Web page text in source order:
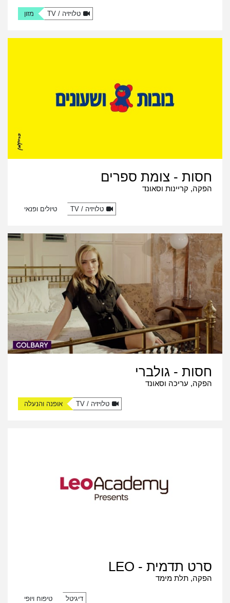
טלויזיה / TV מזון
חסות - צומת ספרים
הפקה, קריינות וסאונד
טלויזיה / TV טיולים ופנאי
חסות - גולברי
הפקה, עריכה וסאונד
טלויזיה / TV אופנה והנעלה
סרט תדמית - LEO
הפקה, תלת מימד
דיגיטל טיפוח ויופי